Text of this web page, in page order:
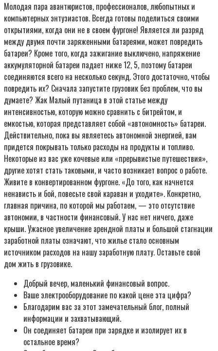
Молодая пара авантюристов, профессионалов, любопытных и
компьютерных энтузиастов. Всегда готовы поделиться своими
открытиями, когда они не в своем фургоне! Является ли разряд
между двумя почти заряженными батареями, может повредить
батареи? Кроме того, когда зажигание выключено, напряжение
аккумуляторной батареи падает ниже 12, 5, поэтому батареи
соединяются всего на несколько секунд. Этого достаточно, чтобы
повредить их? Сначала запустите грузовик без проблем, что вы
думаете? Жак Малый путаница в этой статье между
интенсивностью, которую можно сравнить с битрейтом, и
емкостью, которая представляет собой «автономность» батареи.
Действительно, пока вы являетесь автономной энергией, вам
придется покрывать только расходы на продукты и топливо.
Некоторые из вас уже кочевые или «прерывистые путешествия»,
другие хотят стать таковыми, и часто возникает вопрос о работе.
Живите в конвертированном фургоне. «До того, как начнется
ненависть и бой, повесьте свой караван и уходите». Конкретно,
главная причина, по которой мы работаем, — это отсутствие
автономии, в частности финансовый. У нас нет ничего, даже
крыши. Ужасное увеличение арендной платы и большой стагнации
заработной платы означают, что жилье стало основным
источником расходов на нашу заработную плату. Оставьте свой
дом жить в грузовике.
Добрый вечер, маленький финансовый вопрос.
Ваше электрооборудование по какой цене эта цифра?
Благодарим вас за этот замечательный блог, полный
информации и захватывающий.
Он соединяет батареи при зарядке и изолирует их в
остальное время?